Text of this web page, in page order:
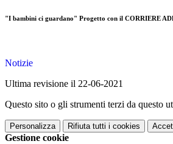
"I bambini ci guardano" Progetto con il CORRIERE
Notizie
Ultima revisione il 22-06-2021
Questo sito o gli strumenti terzi da questo
Personalizza Rifiuta tutti i cookies
Gestione cookie